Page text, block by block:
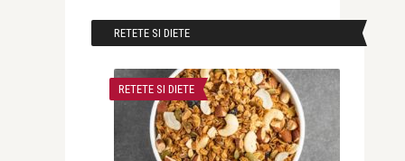
RETETE SI DIETE
RETETE SI DIETE